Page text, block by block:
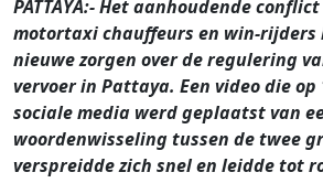
PATTAYA:- Het aanhoudende
motortaxi chauffeurs en win-
nieuwe zorgen over de regulering
vervoer in Pattaya. Een video die op
sociale media werd geplaatst van
woordenwisseling tussen de twee
verspreidde zich snel en leidde tot